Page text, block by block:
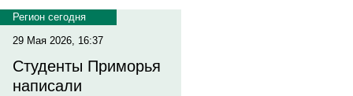
Регион сегодня
29 Мая 2026, 16:37
Студенты Приморья
написали